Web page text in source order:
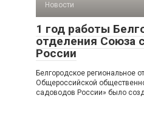
Новости
1 год работы
отделения Союза
России
Белгородское региональное
Общероссийской
садоводов России» было